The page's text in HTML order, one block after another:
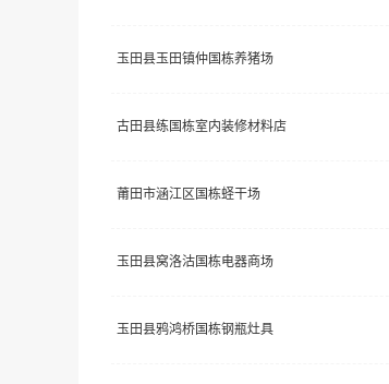
玉田县玉田镇仲国栋养猪场
古田县练国栋室内装修材料店
莆田市涵江区国栋蛏干场
玉田县窝洛沽国栋电器商场
玉田县鸦鸿桥国栋钢瓶灶具